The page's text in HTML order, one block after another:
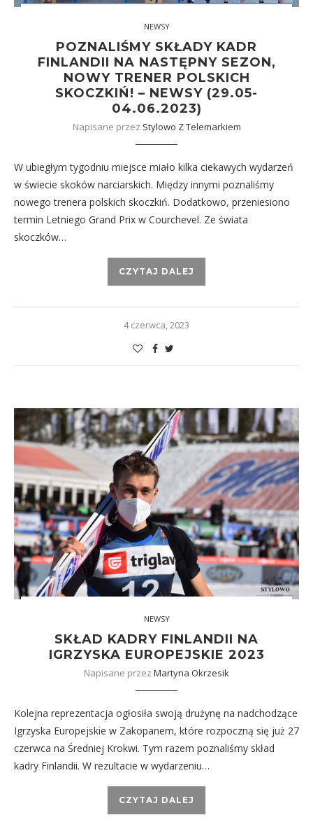
NEWSY
POZNALIŚMY SKŁADY KADR
FINLANDII NA NASTĘPNY SEZON,
NOWY TRENER POLSKICH
SKOCZKIŃ! – NEWSY (29.05-
04.06.2023)
Napisane przez Stylowo Z Telemarkiem
W ubiegłym tygodniu miejsce miało kilka ciekawych wydarzeń
w świecie skoków narciarskich. Między innymi poznaliśmy
nowego trenera polskich skoczkiń. Dodatkowo, przeniesiono
termin Letniego Grand Prix w Courchevel. Ze świata
skoczków…
CZYTAJ DALEJ
4 czerwca, 2023
NEWSY
SKŁAD KADRY FINLANDII NA
IGRZYSKA EUROPEJSKIE 2023
Napisane przez Martyna Okrzesik
Kolejna reprezentacja ogłosiła swoją drużynę na nadchodzące
Igrzyska Europejskie w Zakopanem, które rozpoczną się już 27
czerwca na Średniej Krokwi. Tym razem poznaliśmy skład
kadry Finlandii. W rezultacie w wydarzeniu…
CZYTAJ DALEJ